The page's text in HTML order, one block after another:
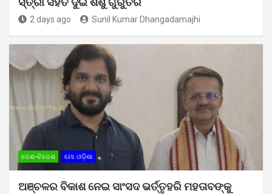
2 days ago Sunil Kumar Dhangadamajhi
ଦେଶ-ବିଦେଶ ମୋ ଓଡ଼ିଶା
ଅଞ୍ଚଳର ବିକାଶ ନେଇ ସାଂସଦ ଭର୍ତ୍ତୃହରି ମହତାବଙ୍କୁ